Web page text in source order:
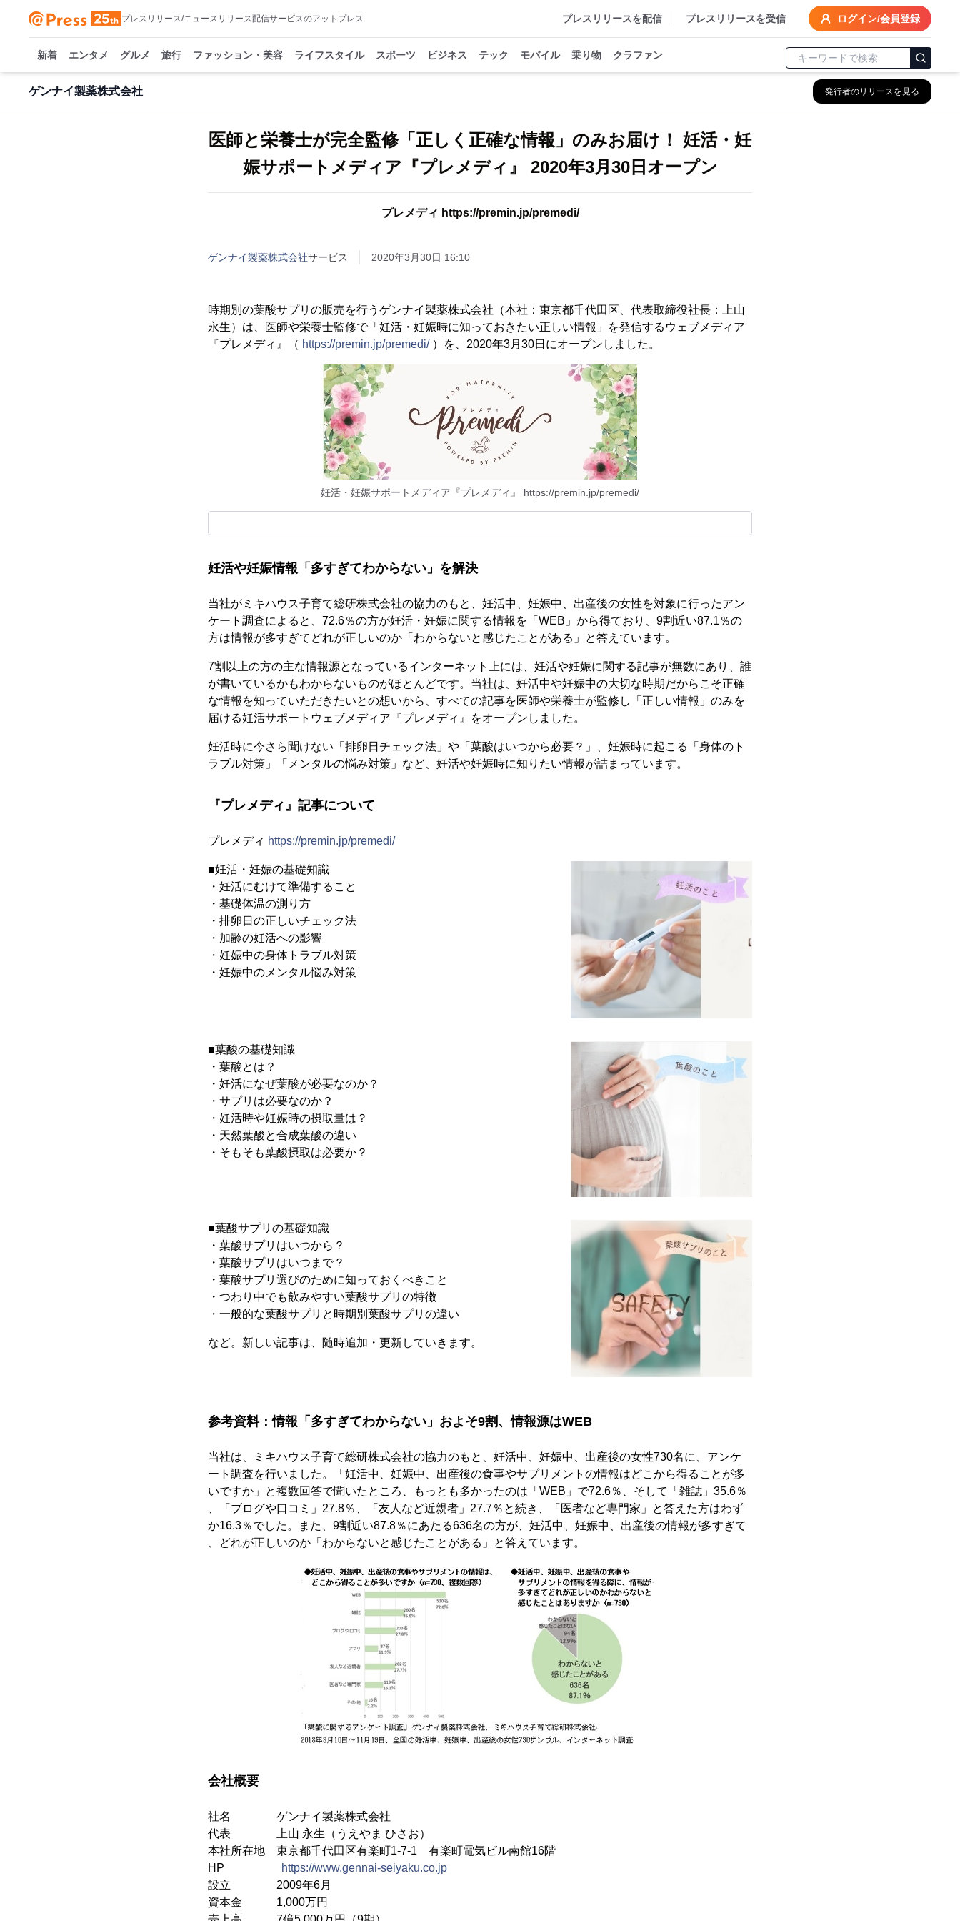
プレスリリース/ニュースリリース配信サービスのアットプレス プレスリリースを配信 プレスリリースを受信 ログイン/会員登録
新着 エンタメ グルメ 旅行 ファッション・美容 ライフスタイル スポーツ ビジネス テック モバイル 乗り物 クラファン
ゲンナイ製薬株式会社 発行者のリリースを見る
医師と栄養士が完全監修「正しく正確な情報」のみお届け！ 妊活・妊
娠サポートメディア『プレメディ』 2020年3月30日オープン
プレメディ https://premin.jp/premedi/
ゲンナイ製薬株式会社サービス 2020年3月30日 16:10
時期別の葉酸サプリの販売を行うゲンナイ製薬株式会社（本社：東京都千代田区、代表取締役社長：上山
永生）は、医師や栄養士監修で「妊活・妊娠時に知っておきたい正しい情報」を発信するウェブメディア
『プレメディ』（ https://premin.jp/premedi/）を、2020年3月30日にオープンしました。
妊活・妊娠サポートメディア『プレメディ』 https://premin.jp/premedi/
妊活や妊娠情報「多すぎてわからない」を解決
当社がミキハウス子育て総研株式会社の協力のもと、妊活中、妊娠中、出産後の女性を対象に行ったアン
ケート調査によると、72.6％の方が妊活・妊娠に関する情報を「WEB」から得ており、9割近い87.1％の
方は情報が多すぎてどれが正しいのか「わからないと感じたことがある」と答えています。
7割以上の方の主な情報源となっているインターネット上には、妊活や妊娠に関する記事が無数にあり、誰
が書いているかもわからないものがほとんどです。当社は、妊活中や妊娠中の大切な時期だからこそ正確
な情報を知っていただきたいとの想いから、すべての記事を医師や栄養士が監修し「正しい情報」のみを
届ける妊活サポートウェブメディア『プレメディ』をオープンしました。
妊活時に今さら聞けない「排卵日チェック法」や「葉酸はいつから必要？」、妊娠時に起こる「身体のト
ラブル対策」「メンタルの悩み対策」など、妊活や妊娠時に知りたい情報が詰まっています。
『プレメディ』記事について
プレメディ https://premin.jp/premedi/
■妊活・妊娠の基礎知識
・妊活にむけて準備すること
・基礎体温の測り方
・排卵日の正しいチェック法
・加齢の妊活への影響
・妊娠中の身体トラブル対策
・妊娠中のメンタル悩み対策
■葉酸の基礎知識
・葉酸とは？
・妊活になぜ葉酸が必要なのか？
・サプリは必要なのか？
・妊活時や妊娠時の摂取量は？
・天然葉酸と合成葉酸の違い
・そもそも葉酸摂取は必要か？
■葉酸サプリの基礎知識
・葉酸サプリはいつから？
・葉酸サプリはいつまで？
・葉酸サプリ選びのために知っておくべきこと
・つわり中でも飲みやすい葉酸サプリの特徴
・一般的な葉酸サプリと時期別葉酸サプリの違い
など。新しい記事は、随時追加・更新していきます。
参考資料：情報「多すぎてわからない」およそ9割、情報源はWEB
当社は、ミキハウス子育て総研株式会社の協力のもと、妊活中、妊娠中、出産後の女性730名に、アンケ
ート調査を行いました。「妊活中、妊娠中、出産後の食事やサプリメントの情報はどこから得ることが多
いですか」と複数回答で聞いたところ、もっとも多かったのは「WEB」で72.6％、そして「雑誌」35.6％
、「ブログや口コミ」27.8％、「友人など近親者」27.7％と続き、「医者など専門家」と答えた方はわず
か16.3％でした。また、9割近い87.8％にあたる636名の方が、妊活中、妊娠中、出産後の情報が多すぎて
、どれが正しいのか「わからないと感じたことがある」と答えています。
会社概要
社名 ゲンナイ製薬株式会社
代表 上山 永生（うえやま ひさお）
本社所在地 東京都千代田区有楽町1-7-1 有楽町電気ビル南館16階
HP
https://www.gennai-seiyaku.co.jp
設立 2009年6月
資本金 1,000万円